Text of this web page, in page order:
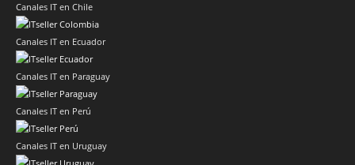
Canales IT en Chile
Canales IT en Ecuador
Canales IT en Paraguay
Canales IT en Perú
Canales IT en Uruguay